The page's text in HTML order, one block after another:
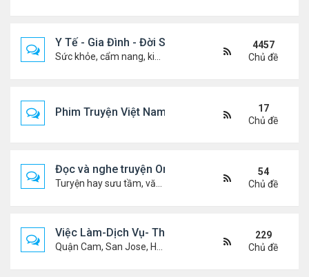
Y Tế - Gia Đình - Đời Sống
4457
Chủ đề
Phim Truyện Việt Nam Online
17
Chủ đề
Đọc và nghe truyện Online
54
Chủ đề
Việc Làm-Dịch Vụ- Thuê Nhà
229
Chủ đề